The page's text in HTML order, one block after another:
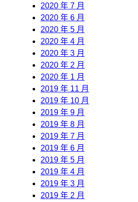
2020 年 7 月
2020 年 6 月
2020 年 5 月
2020 年 4 月
2020 年 3 月
2020 年 2 月
2020 年 1 月
2019 年 11 月
2019 年 10 月
2019 年 9 月
2019 年 8 月
2019 年 7 月
2019 年 6 月
2019 年 5 月
2019 年 4 月
2019 年 3 月
2019 年 2 月